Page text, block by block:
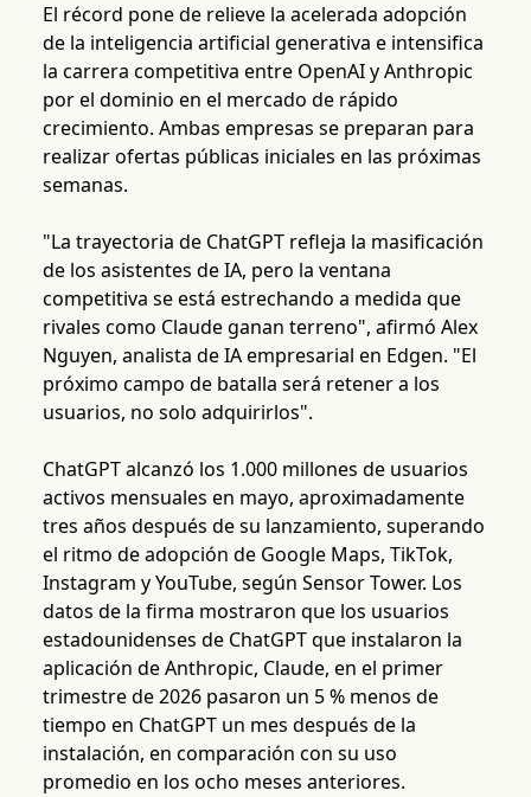
El récord pone de relieve la acelerada adopción
de la inteligencia artificial generativa e intensifica
la carrera competitiva entre OpenAI y Anthropic
por el dominio en el mercado de rápido
crecimiento. Ambas empresas se preparan para
realizar ofertas públicas iniciales en las próximas
semanas.
"La trayectoria de ChatGPT refleja la masificación
de los asistentes de IA, pero la ventana
competitiva se está estrechando a medida que
rivales como Claude ganan terreno", afirmó Alex
Nguyen, analista de IA empresarial en Edgen. "El
próximo campo de batalla será retener a los
usuarios, no solo adquirirlos".
ChatGPT alcanzó los 1.000 millones de usuarios
activos mensuales en mayo, aproximadamente
tres años después de su lanzamiento, superando
el ritmo de adopción de Google Maps, TikTok,
Instagram y YouTube, según Sensor Tower. Los
datos de la firma mostraron que los usuarios
estadounidenses de ChatGPT que instalaron la
aplicación de Anthropic, Claude, en el primer
trimestre de 2026 pasaron un 5 % menos de
tiempo en ChatGPT un mes después de la
instalación, en comparación con su uso
promedio en los ocho meses anteriores.